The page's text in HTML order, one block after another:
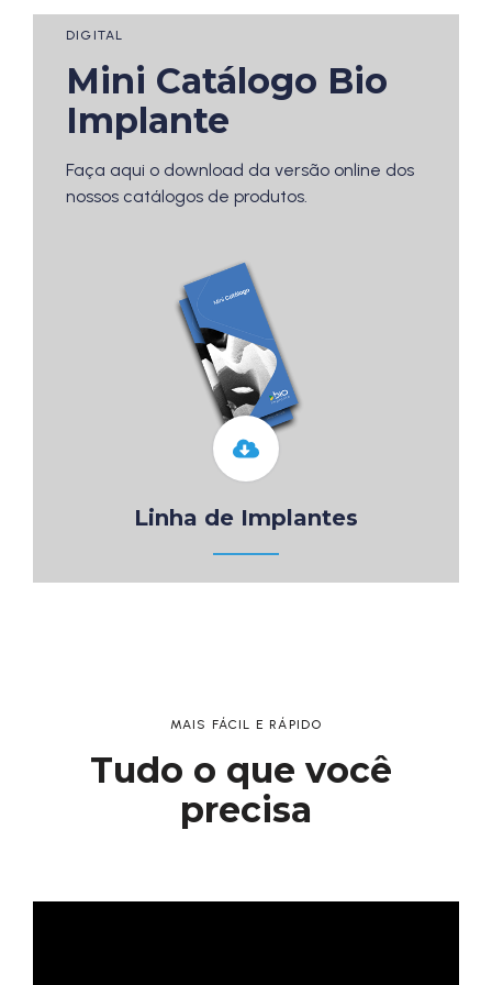
DIGITAL
Mini Catálogo Bio
Implante
Faça aqui o download da versão online dos
nossos catálogos de produtos.
Linha de Implantes
MAIS FÁCIL E RÁPIDO
Tudo o que você
precisa